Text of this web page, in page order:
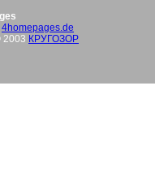
4homepages.de
2003 КРУГОЗОР